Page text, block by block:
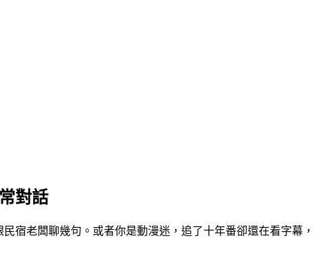
對話
宿老闆聊幾句。或者你是動漫迷，追了十年番卻還在看字幕